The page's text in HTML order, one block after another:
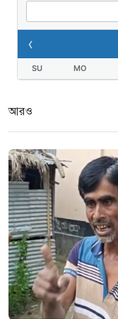
‹
SU MO
আরও